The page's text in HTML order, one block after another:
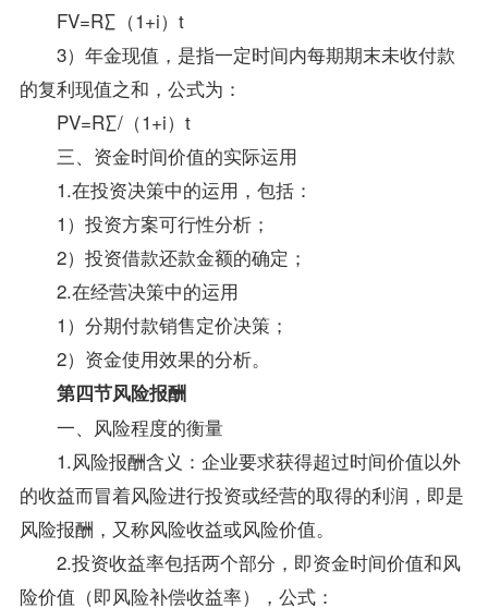
FV=R∑（1+i）t
3）年金现值，是指一定时间内每期期末未收付款
的复利现值之和，公式为：
PV=R∑/（1+i）t
三、资金时间价值的实际运用
1.在投资决策中的运用，包括：
1）投资方案可行性分析；
2）投资借款还款金额的确定；
2.在经营决策中的运用
1）分期付款销售定价决策；
2）资金使用效果的分析。
第四节风险报酬
一、风险程度的衡量
1.风险报酬含义：企业要求获得超过时间价值以外
的收益而冒着风险进行投资或经营的取得的利润，即是
风险报酬，又称风险收益或风险价值。
2.投资收益率包括两个部分，即资金时间价值和风
险价值（即风险补偿收益率），公式：